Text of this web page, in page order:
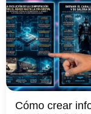
Cómo crear